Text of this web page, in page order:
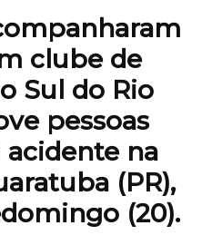
clube de
Sul do Rio
pessoas
na
(PR),
domingo (20).